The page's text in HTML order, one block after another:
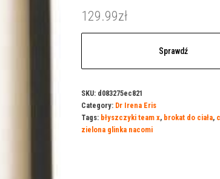
129.99zł
Sprawdź
SKU: d083275ec821
Category: Dr Irena Eris
Tags: błyszczyki team x, brokat do ciała,
zielona glinka nacomi